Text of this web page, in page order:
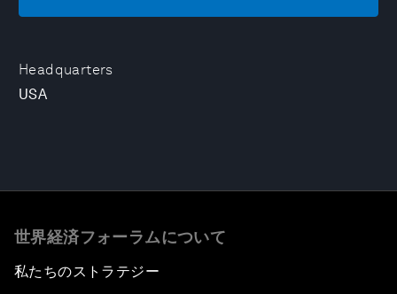
Headquarters
USA
世界経済フォーラムについて
私たちのストラテジー